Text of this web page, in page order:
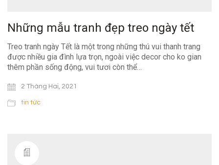
Những mẫu tranh đẹp treo ngày tết
Treo tranh ngày Tết là một trong những thú vui thanh trang
được nhiều gia đình lựa trọn, ngoài việc decor cho ko gian
thêm phần sống động, vui tươi còn thể…
2 Tháng Hai, 2021
tin tức